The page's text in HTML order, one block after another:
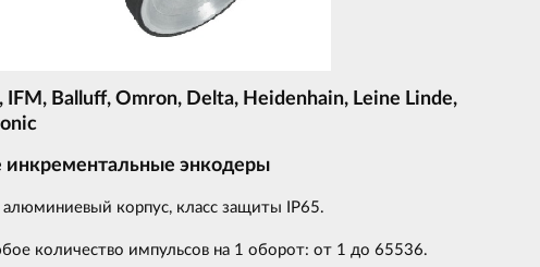
Balluff, Omron, Delta, Heidenhain, Leine Linde,
энкодеры
алюминиевый корпус, класс защиты IP65.
количество импульсов на 1 оборот: от 1 до 65536.